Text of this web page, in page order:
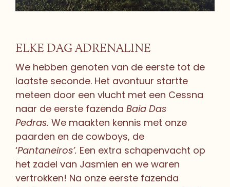
ELKE DAG ADRENALINE
We hebben genoten van de eerste tot de
laatste seconde. Het avontuur startte
meteen door een vlucht met een Cessna
naar de eerste fazenda Baia Das
Pedras. We maakten kennis met onze
paarden en de cowboys, de
‘Pantaneiros’. Een extra schapenvacht op
het zadel van Jasmien en we waren
vertrokken! Na onze eerste fazenda